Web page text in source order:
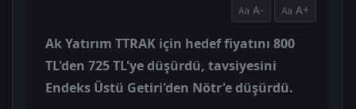
A- A+
Ak Yatırım TTRAK için hedef fiyatını 800
TL'den 725 TL'ye düşürdü, tavsiyesini
Endeks Üstü Getiri'den Nötr'e düşürdü.